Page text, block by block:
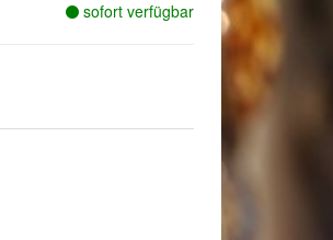
sofort verfügbar